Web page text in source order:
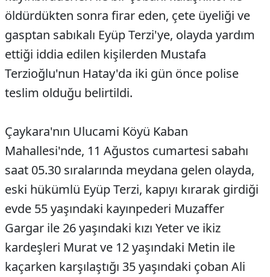
öldürdükten sonra firar eden, çete üyeliği ve
gasptan sabıkalı Eyüp Terzi'ye, olayda yardım
ettiği iddia edilen kişilerden Mustafa
Terzioğlu'nun Hatay'da iki gün önce polise
teslim olduğu belirtildi.
Çaykara'nın Ulucami Köyü Kaban
Mahallesi'nde, 11 Ağustos cumartesi sabahı
saat 05.30 sıralarında meydana gelen olayda,
eski hükümlü Eyüp Terzi, kapıyı kırarak girdiği
evde 55 yaşındaki kayınpederi Muzaffer
Gargar ile 26 yaşındaki kızı Yeter ve ikiz
kardeşleri Murat ve 12 yaşındaki Metin ile
kaçarken karşılaştığı 35 yaşındaki çoban Ali